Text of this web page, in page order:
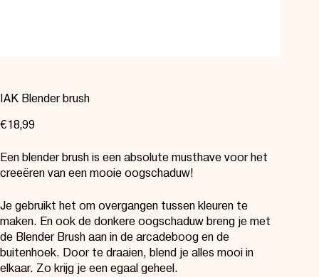
IAK Blender brush
€18,99
Een blender brush is een absolute musthave voor het
creeëren van een mooie oogschaduw!
Je gebruikt het om overgangen tussen kleuren te
maken. En ook de donkere oogschaduw breng je met
de Blender Brushaan in de arcadeboog en de
buitenhoek. Door te draaien, blend je alles mooi in
elkaar. Zo krijg je een egaal geheel.